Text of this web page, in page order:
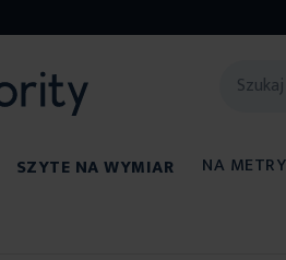
SZYTE NA WYMIAR NA METRY